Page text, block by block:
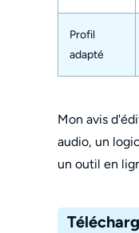
Profil
adapté
Mon avis
audio, un
un outil en